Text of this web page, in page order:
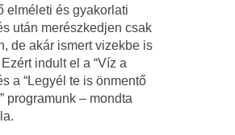
elméleti és gyakorlati
után merészkedjen csak
de akár ismert vizekbe is
indult el a “Víz a
a “Legyél te is önmentő
programunk – mondta